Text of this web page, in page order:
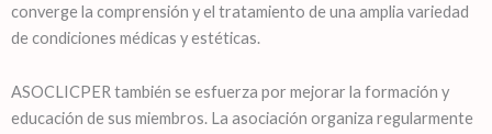
converge la comprensión y el tratamiento de una amplia variedad
de condiciones médicas y estéticas.
ASOCLICPER también se esfuerza por mejorar la formación y
educación de sus miembros. La asociación organiza regularmente